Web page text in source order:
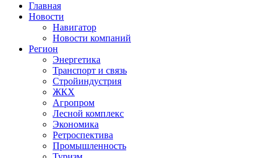
Главная
Новости
Навигатор
Новости компаний
Регион
Энергетика
Транспорт и связь
Стройиндустрия
ЖКХ
Агропром
Лесной комплекс
Экономика
Ретроспектива
Промышленность